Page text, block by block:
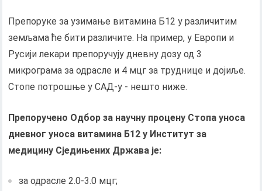
Препоруке за узимање витамина Б12 у различитим
земљама ће бити различите. На пример, у Европи и
Русији лекари препоручују дневну дозу од 3
микрограма за одрасле и 4 мцг за труднице и дојиље.
Стопе потрошње у САД-у - нешто ниже.
Препоручено Одбор за научну процену Стопа уноса
дневног уноса витамина Б12 у Институт за
медицину Сједињених Држава је:
за одрасле 2.0-3.0 мцг;